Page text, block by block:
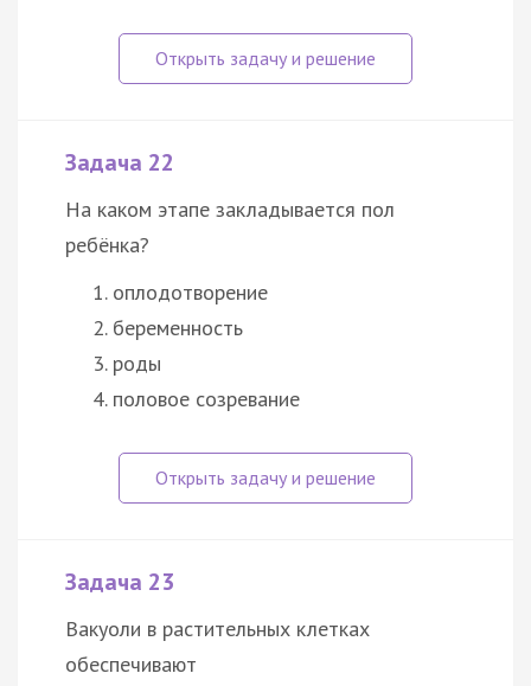
Задача 22
На каком этапе закладывается пол
ребёнка?
оплодотворение
беременность
роды
половое созревание
Задача 23
Вакуоли в растительных клетках
обеспечивают